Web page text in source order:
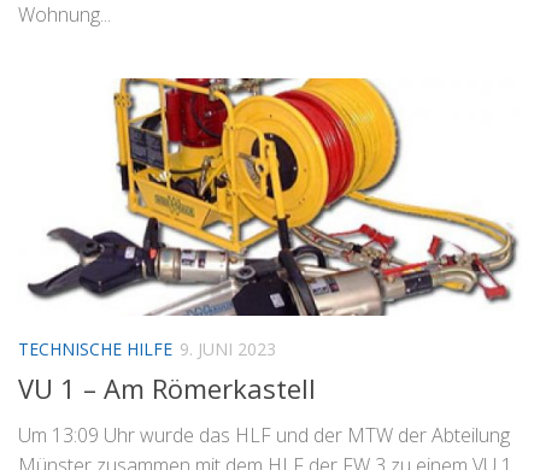
Wohnung...
TECHNISCHE HILFE 9. JUNI 2023
VU 1 – Am Römerkastell
Um 13:09 Uhr wurde das HLF und der MTW der Abteilung